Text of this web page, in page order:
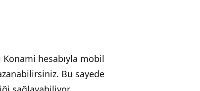
Konami hesabıyla mobil
Bu sayede